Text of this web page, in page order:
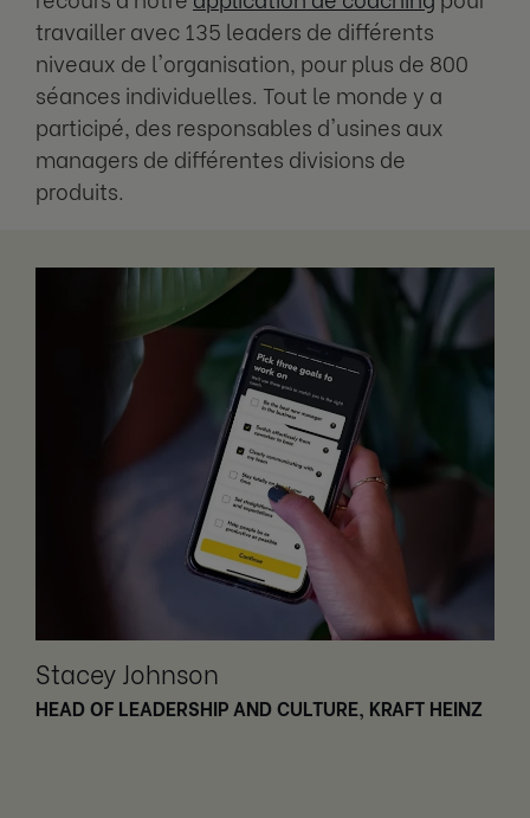
travailler avec 135 leaders de différents
niveaux de l'organisation, pour plus de 800
séances individuelles. Tout le monde y a
participé, des responsables d'usines aux
managers de différentes divisions de
produits.
Stacey Johnson
HEAD OF LEADERSHIP AND CULTURE, KRAFT HEINZ